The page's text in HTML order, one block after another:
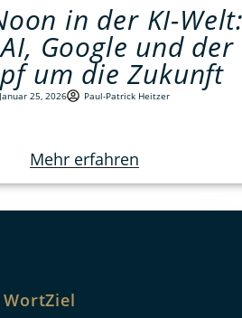
in der KI-
Google und der
um die Zukunft
Januar 25, 2026 Paul-Patrick Heitzer
Mehr erfahren
WortZiel